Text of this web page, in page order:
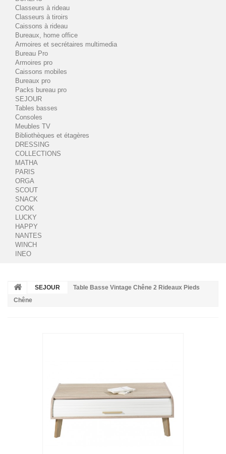
Classeurs à rideau
Classeurs à tiroirs
Caissons à rideau
Bureaux, home office
Armoires et secrétaires multimedia
Bureau Pro
Armoires pro
Caissons mobiles
Bureaux pro
Packs bureau pro
SEJOUR
Tables basses
Consoles
Meubles TV
Bibliothèques et étagères
DRESSING
COLLECTIONS
MATHA
PARIS
ORGA
SCOUT
SNACK
COOK
LUCKY
HAPPY
NANTES
WINCH
INEO
SEJOUR
Table Basse Vintage Chêne 2 Rideaux Pieds
Chêne